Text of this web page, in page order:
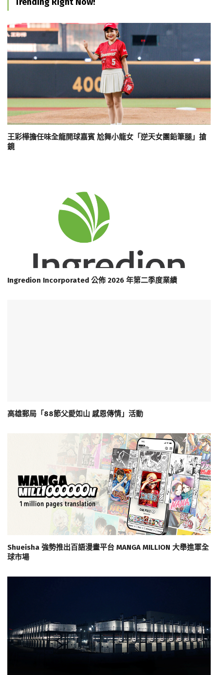
王彩樺擔任味全龍開球嘉賓 尬舞小龍女「逆天女團鉛筆腿」搶
鏡
Ingredion Incorporated 公佈 2026 年第二季度業績
高雄郵局「88節父愛如山 感恩傳情」活動
Shueisha 強勢推出百語漫畫平台 MANGA MILLION 大舉進軍全
球市場